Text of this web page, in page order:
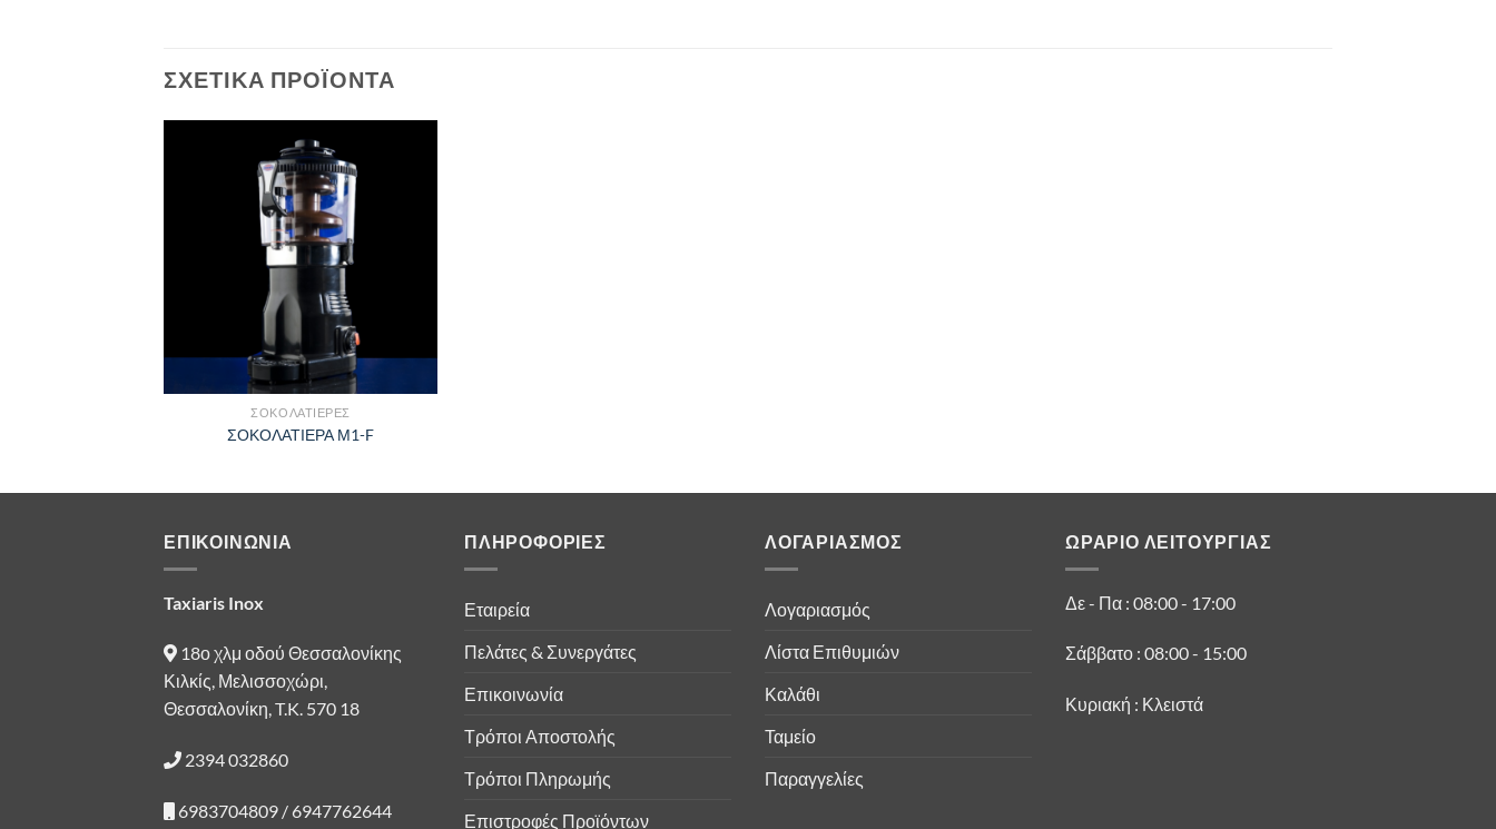
ΣΧΕΤΙΚΑ ΠΡΟΪΟΝΤΑ
ΣΟΚΟΛΑΤΙΕΡΕΣ
ΣΟΚΟΛΑΤΙΕΡΑ Μ1-F
ΕΠΙΚΟΙΝΩΝΙΑ
Taxiaris Inox
18ο χλμ οδού Θεσσαλονίκης
Κιλκίς, Μελισσοχώρι,
Θεσσαλονίκη, T.K. 570 18
2394 032860
6983704809 / 6947762644
ΠΛΗΡΟΦΟΡΙΕΣ
Εταιρεία
Πελάτες & Συνεργάτες
Επικοινωνία
Τρόποι Αποστολής
Τρόποι Πληρωμής
Επιστροφές Προϊόντων
ΛΟΓΑΡΙΑΣΜΟΣ
Λογαριασμός
Λίστα Επιθυμιών
Καλάθι
Ταμείο
Παραγγελίες
ΩΡΑΡΙΟ ΛΕΙΤΟΥΡΓΙΑΣ
Δε - Πα : 08:00 - 17:00
Σάββατο : 08:00 - 15:00
Κυριακή : Κλειστά